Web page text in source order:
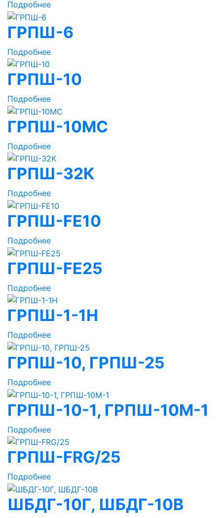
Подробнее
ГРПШ-6
Подробнее
ГРПШ-10
Подробнее
ГРПШ-10МС
Подробнее
ГРПШ-32К
Подробнее
ГРПШ-FE10
Подробнее
ГРПШ-FE25
Подробнее
ГРПШ-1-1Н
Подробнее
ГРПШ-10, ГРПШ-25
Подробнее
ГРПШ-10-1, ГРПШ-10М-1
Подробнее
ГРПШ-FRG/25
Подробнее
ШБДГ-10Г, ШБДГ-10В